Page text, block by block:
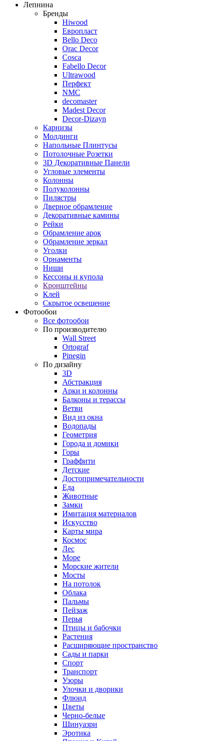
Лепнина
Бренды
Hiwood
Европласт
Bello Deco
Orac Decor
Cosca
Fabello Decor
Ultrawood
Перфект
NMC
decomaster
Madest Decor
Decor-Dizayn
Карнизы
Молдинги
Напольные Плинтусы
Потолочные Розетки
3D Декоративные Панели
Угловые элементы
Колонны
Полуколонны
Пилястры
Дверное обрамление
Декоративные камины
Рейки
Обрамление арок
Обрамление зеркал
Уголки
Орнаменты
Ниши
Кессоны и купола
Кронштейны
Клей
Скрытое освещение
Фотообои
Все фотообои
По производителю
Wall Street
Ortograf
Pinegin
По дизайну
3D
Абстракция
Арки и колонны
Балконы и терассы
Ветви
Вид из окна
Водопады
Геометрия
Города и домики
Горы
Граффити
Детские
Достопримечательности
Еда
Животные
Замки
Имитация материалов
Искусство
Карты мира
Космос
Лес
Море
Морские жители
Мосты
На потолок
Облака
Пальмы
Пейзаж
Перья
Птицы и бабочки
Растения
Расширяющие пространство
Сады и парки
Спорт
Транспорт
Узоры
Улочки и дворики
Флюид
Цветы
Черно-белые
Шинуазри
Эротика